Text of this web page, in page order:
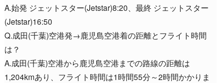
A.始発 ジェットスター(Jetstar)8:20、最終 ジェットスター
(Jetstar)16:50
Q.成田(千葉)空港発→鹿児島空港着の距離とフライト時間
は？
A.成田(千葉)空港から鹿児島空港までの路線の距離は
1,204kmあり、フライト時間は1時間55分～2時間かかりま